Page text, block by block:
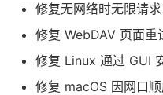
修复无网络时无限请
修复 WebDAV 页面重
修复 Linux 通过 GUI
修复 macOS 因网口